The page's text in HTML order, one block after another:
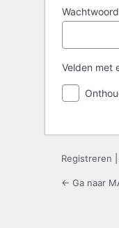
Wachtwoord
Velden met
Registreren
← Ga naar